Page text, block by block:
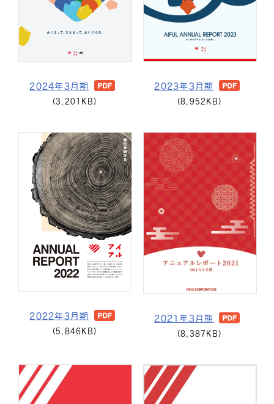
2024年3月期
(3,201KB)
2023年3月期
(8,952KB)
2022年3月期
(5,846KB)
2021年3月期
(8,387KB)